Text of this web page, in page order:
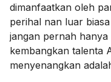
dimanfaatkan oleh
perihal nan luar
jangan pernah hanya
kembangkan talenta
menyenangkan